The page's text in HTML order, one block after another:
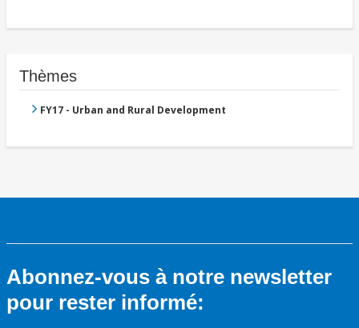
Thèmes
FY17 - Urban and Rural Development
Abonnez-vous à notre newsletter
pour rester informé: